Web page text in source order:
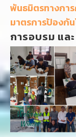
พันธมิตรทางกา
มาตรการป้องกั
การอบรม แล